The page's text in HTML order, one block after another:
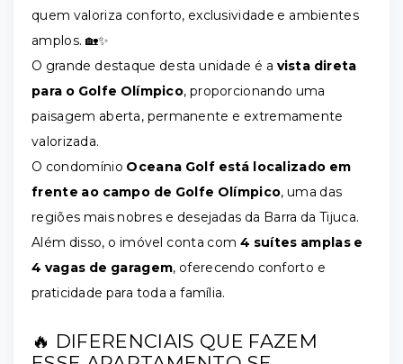
quem valoriza conforto, exclusividade e ambientes
amplos. 🏡✨
O grande destaque desta unidade é a vista direta
para o Golfe Olímpico, proporcionando uma
paisagem aberta, permanente e extremamente
valorizada.
O condomínio Oceana Golf está localizado em
frente ao campo de Golfe Olímpico, uma das
regiões mais nobres e desejadas da Barra da Tijuca.
Além disso, o imóvel conta com 4 suítes amplas e
4 vagas de garagem, oferecendo conforto e
praticidade para toda a família.
🔥 DIFERENCIAIS QUE FAZEM